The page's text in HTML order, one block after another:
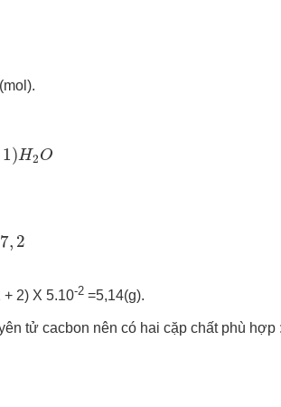
1)H2O
7, 2
+ 2) X 5.10-2 =5,14(g).
tử cacbon nên có hai cặp chất phù hợp :